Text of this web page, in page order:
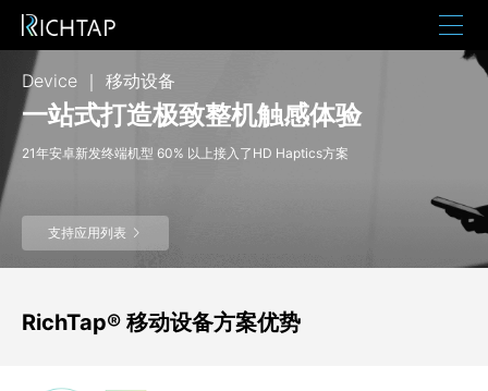
解决方案
产品列表
技术支持
RichTap
Device ｜ 移动设备
一站式打造极致整机触感体验
21年安卓新发终端机型 60% 以上接入了HD Haptics方案
支持应用列表
RichTap® 移动设备方案优势